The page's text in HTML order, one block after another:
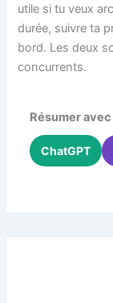
utile si tu veux
durée, suivre ta
bord. Les deux
concurrents.
Résumer avec
ChatGPT